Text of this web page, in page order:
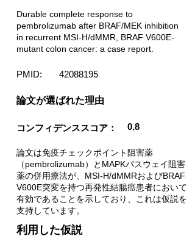
Durable complete response to
pembrolizumab after BRAF/MEK inhibition
in recurrent MSI-H/dMMR, BRAF V600E-
mutant colon cancer: a case report.
PMID: 42088195
​論文が選ばれた理由
コンフィデンススコア： 0.8
論文は免疫チェックポイント阻害薬
（pembrolizumab）とMAPKパスウェイ阻害
薬の併用療法が、MSI-H/dMMRおよびBRAF
V600E突変を持つ再発性結腸癌患者において
有効であることを示しており、これは仮説を
支持しています。
利用した仮説